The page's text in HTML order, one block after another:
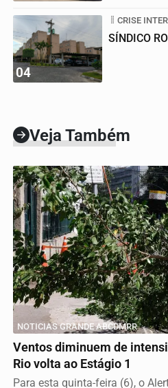
04
CRISE
SÍNDICO
Veja Também
NOTICIAS GRANDE ABCDMRR
Ventos diminuem de
Rio volta ao Estágio 1
Para esta quinta-feira (6), o